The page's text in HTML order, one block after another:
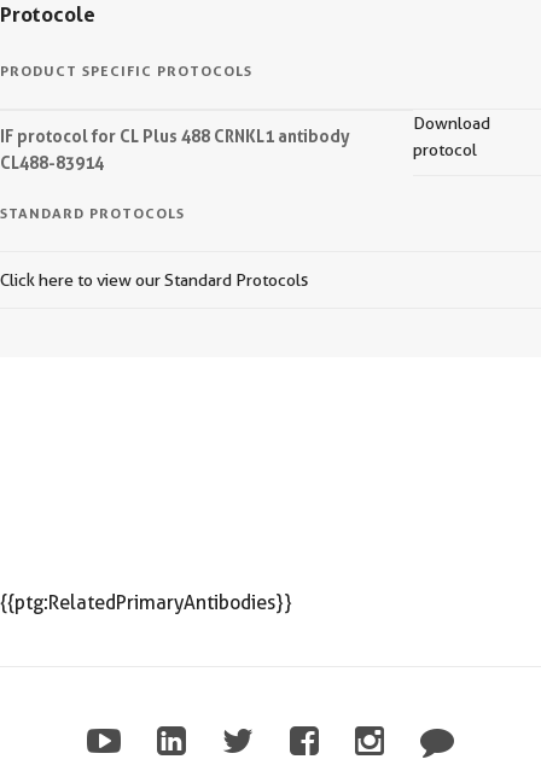
Protocole
PRODUCT SPECIFIC PROTOCOLS
IF protocol for CL Plus 488 CRNKL1 antibody
CL488-83914
Download
protocol
STANDARD PROTOCOLS
Click here to view our Standard Protocols
{{ptg:RelatedPrimaryAntibodies}}